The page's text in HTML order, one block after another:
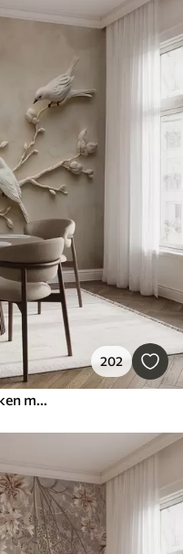
202
Muurschildering 3D magnolia takken met vogels erop